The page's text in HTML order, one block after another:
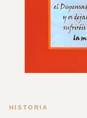
HISTORIA